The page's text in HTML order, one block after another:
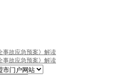
事故应急预案》解读
事故应急预案》解读